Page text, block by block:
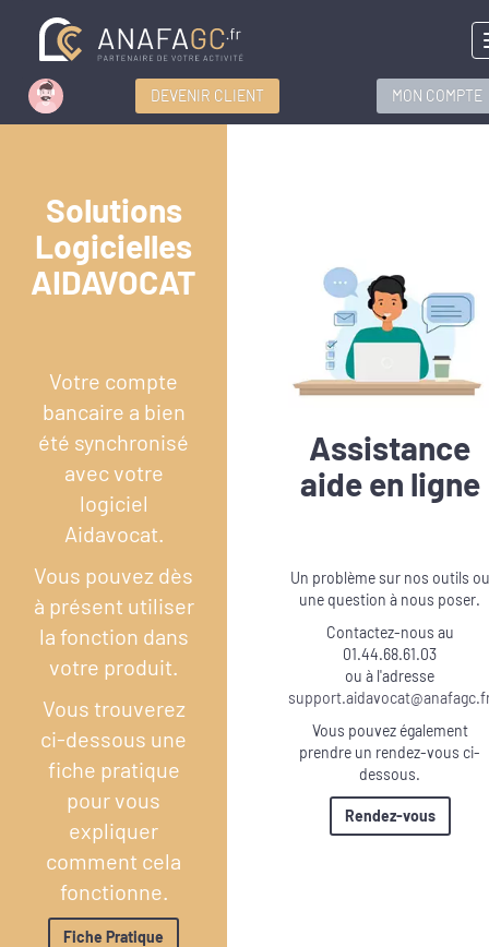
DEVENIR CLIENT MON COMPTE
Solutions
Logicielles
AIDAVOCAT
Votre compte
bancaire a bien
été synchronisé
avec votre
logiciel
Aidavocat.
Vous pouvez dès
à présent utiliser
la fonction dans
votre produit.
Vous trouverez
ci-dessous une
fiche pratique
pour vous
expliquer
comment cela
fonctionne.
Fiche Pratique
Assistance
aide en ligne
Un problème sur nos outils ou
une question à nous poser.
Contactez-nous au
01.44.68.61.03
ou à l'adresse
Vous pouvez également
prendre un rendez-vous ci-
dessous.
Rendez-vous